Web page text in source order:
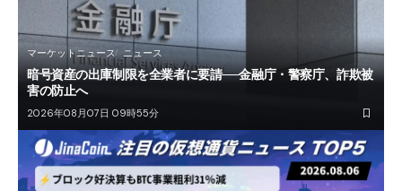
マーケットニュース ニュース
暗号資産の出庫制限を全業者に要請──金融庁・警察庁、詐欺被
害の防止へ
2026年08月07日 09時55分